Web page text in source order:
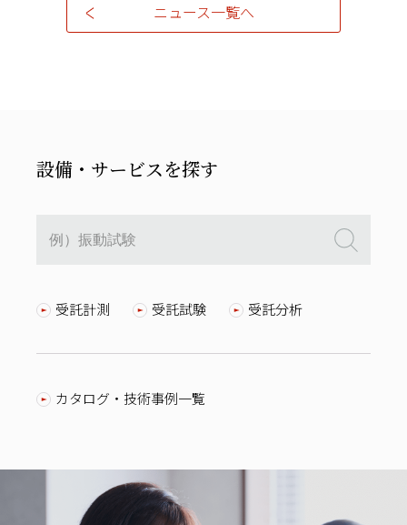
ニュース一覧へ
設備・サービスを探す
受託計測 受託試験 受託分析
カタログ・技術事例一覧